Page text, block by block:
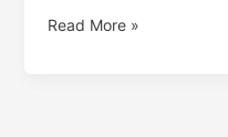
Read More »